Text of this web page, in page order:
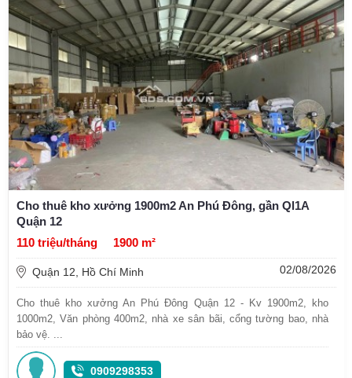
Cho thuê kho xưởng 1900m2 An Phú Đông, gần Ql1A
Quận 12
110 triệu/tháng
1900 m²
Quận 12, Hồ Chí Minh 02/08/2026
Cho thuê kho xưởng An Phú Đông Quận 12 - Kv 1900m2, kho
1000m2, Văn phòng 400m2, nhà xe sân bãi, cổng tường bao, nhà
bảo vệ. ...
0909298353